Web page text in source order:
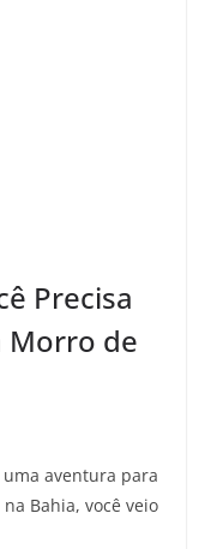
Precisa
Morro de
aventura para
Bahia, você veio